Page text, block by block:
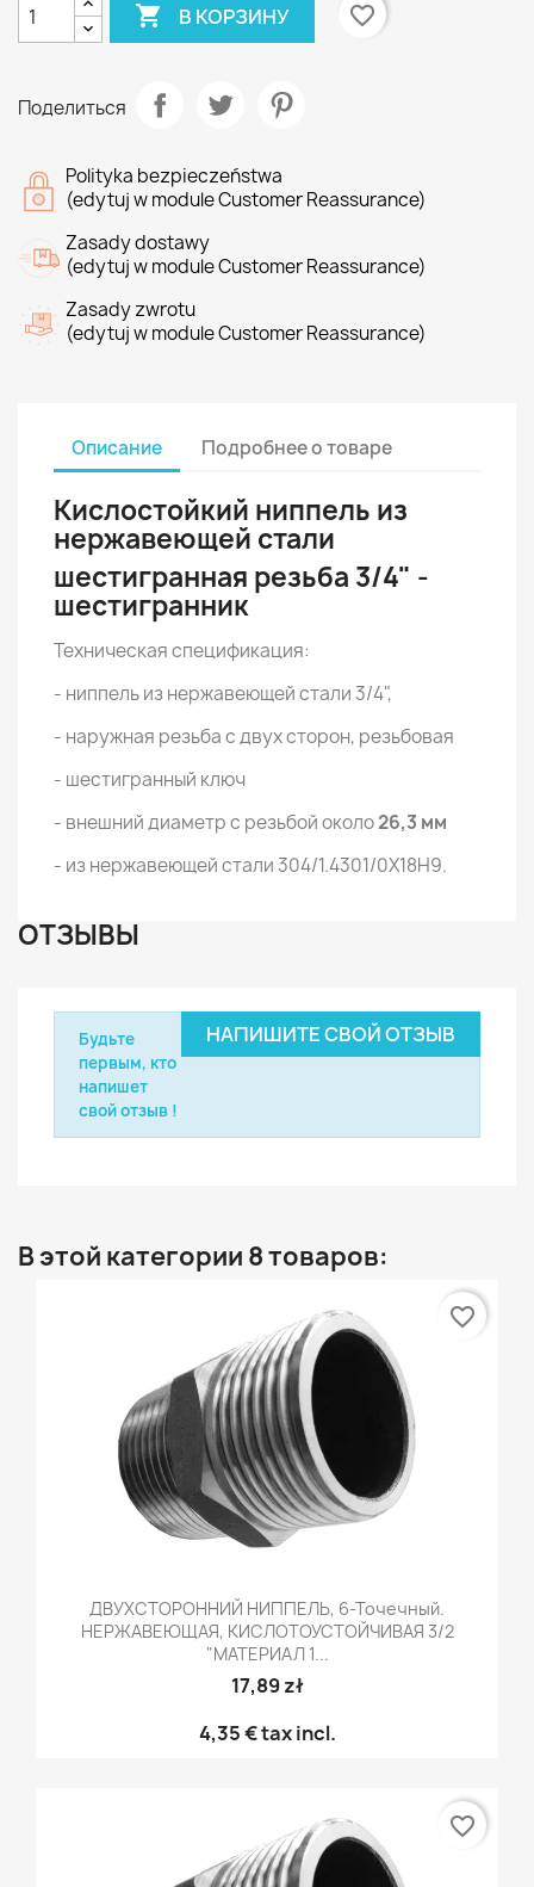
 В КОРЗИНУ favorite_border
Поделиться
Polityka bezpieczeństwa
(edytuj w module Customer Reassurance)
Zasady dostawy
(edytuj w module Customer Reassurance)
Zasady zwrotu
(edytuj w module Customer Reassurance)
Описание Подробнее о товаре
Кислостойкий ниппель из
нержавеющей стали
шестигранная резьба 3/4" -
шестигранник
Техническая спецификация:
- ниппель из нержавеющей стали 3/4",
- наружная резьба с двух сторон, резьбовая
- шестигранный ключ
- внешний диаметр с резьбой около26,3 мм
- из нержавеющей стали 304/1.4301/0Х18Н9.
ОТЗЫВЫ
НАПИШИТЕ СВОЙ ОТЗЫВ
Будьте
первым, кто
напишет
свой отзыв !
В этой категории 8 товаров:
ДВУХСТОРОННИЙ НИППЕЛЬ, 6-Точечный.
НЕРЖАВЕЮЩАЯ, КИСЛОТОУСТОЙЧИВАЯ 3/2
"МАТЕРИАЛ 1...
17,89 zł
4,35 €tax incl.
favorite_border
favorite_border